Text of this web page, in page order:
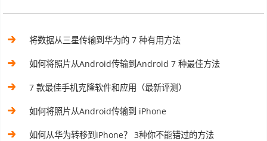
将数据从三星传输到华为的 7 种有用方法
如何将照片从Android传输到Android 7 种最佳方法
7 款最佳手机克隆软件和应用（最新评测）
如何将照片从Android传输到 iPhone
如何从华为转移到iPhone？ 3种你不能错过的方法